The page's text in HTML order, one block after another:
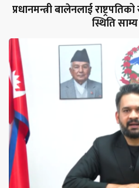
प्रधानमन्त्री बालेनलाई
स्थिति